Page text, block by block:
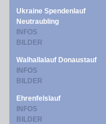
Ukraine Spendenlauf
Neutraubling
INFOS
BILDER
Walhallalauf Donaustauf
INFOS
BILDER
Ehrenfelslauf
INFOS
BILDER